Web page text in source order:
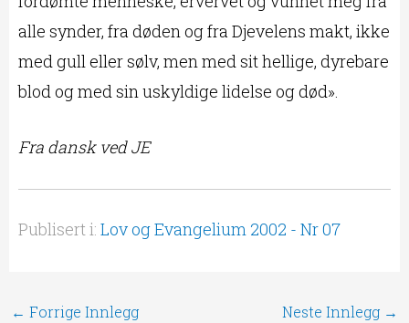
alle synder, fra døden og fra Djevelens makt, ikke
med gull eller sølv, men med sit hellige, dyrebare
blod og med sin uskyldige lidelse og død».
Fra dansk ved JE
Publisert i: Lov og Evangelium 2002 - Nr 07
← Forrige Innlegg Neste Innlegg →